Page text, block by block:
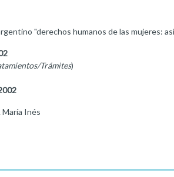
"derechos humanos de las mujeres:
Trámites)
Inés